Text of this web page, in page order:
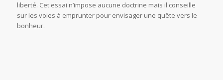
liberté. Cet essai n’impose aucune doctrine mais il conseille
sur les voies à emprunter pour envisager une quête vers le
bonheur.